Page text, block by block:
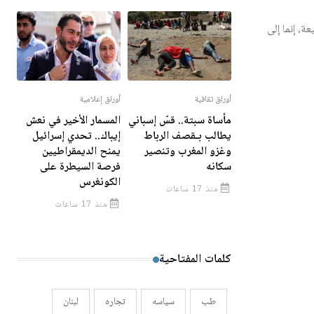
إنما إلى
أوراق ثقافية
مأساة سبتة.. قسّ إسباني
يطالب بـقصف الرباط
وغزو المغرب وتنصير
سكانه
منذ 17 ساعات
أوراق إعلامية
المسمار الأخير في نعش
إيباك.. تحدي إسرائيل
يمنح الديمقراطيين
فرصة السيطرة على
الكونغرس
منذ 17 ساعات
كلمات المفتاحية
طب سياسه تجاره لبنان